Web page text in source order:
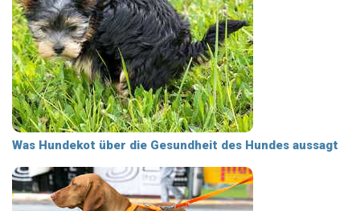
Was Hundekot über die Gesundheit des Hundes aussagt